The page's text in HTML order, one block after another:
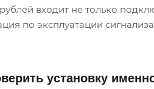
входит не только
по эксплуатации
установку